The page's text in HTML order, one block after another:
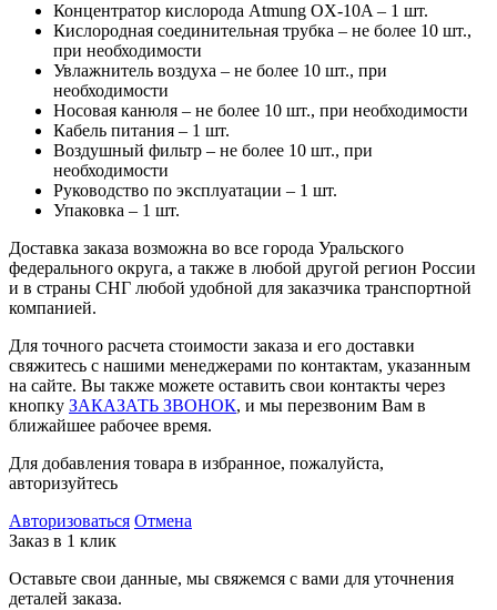
Концентратор кислорода Atmung OX-10A – 1 шт.
Кислородная соединительная трубка – не более 10 шт.,
при необходимости
Увлажнитель воздуха – не более 10 шт., при
необходимости
Носовая канюля – не более 10 шт., при необходимости
Кабель питания – 1 шт.
Воздушный фильтр – не более 10 шт., при
необходимости
Руководство по эксплуатации – 1 шт.
Упаковка – 1 шт.
Доставка заказа возможна во все города Уральского
федерального округа, а также в любой другой регион России
и в страны СНГ любой удобной для заказчика транспортной
компанией.
Для точного расчета стоимости заказа и его доставки
свяжитесь с нашими менеджерами по контактам, указанным
на сайте. Вы также можете оставить свои контакты через
кнопку ЗАКАЗАТЬ ЗВОНОК, и мы перезвоним Вам в
ближайшее рабочее время.
Для добавления товара в избранное, пожалуйста,
авторизуйтесь
Авторизоваться Отмена
Заказ в 1 клик
Оставьте свои данные, мы свяжемся с вами для уточнения
деталей заказа.